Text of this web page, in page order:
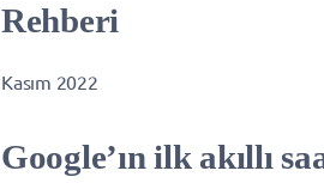
Rehberi
Kasım 2022
Google’ın ilk akıllı